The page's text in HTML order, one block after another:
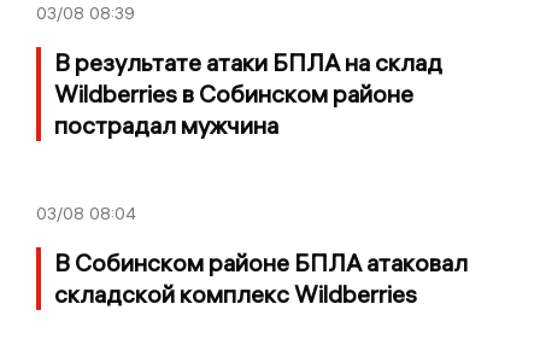
03/08 08:39
В результате атаки БПЛА на склад
Wildberries в Собинском районе
пострадал мужчина
03/08 08:04
В Собинском районе БПЛА атаковал
складской комплекс Wildberries